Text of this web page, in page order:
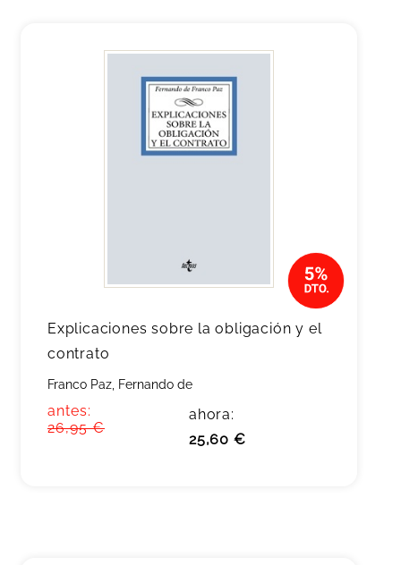
Explicaciones sobre la obligación y el
contrato
Franco Paz, Fernando de
antes:
26,95 €
ahora:
25,60 €